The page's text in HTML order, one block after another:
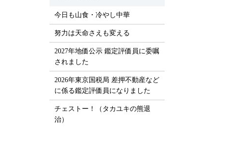
今日も山食・冷やし中華
努力は天命さえも変える
2027年地価公示 鑑定評価員に委嘱
されました
2026年東京国税局 差押不動産など
に係る鑑定評価員になりました
チェストー！（タカユキの熊退
治）